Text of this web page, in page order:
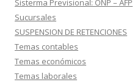
Sisterma Previsional: ONP – AFP
Sucursales
SUSPENSION DE RETENCIONES
Temas contables
Temas económicos
Temas laborales